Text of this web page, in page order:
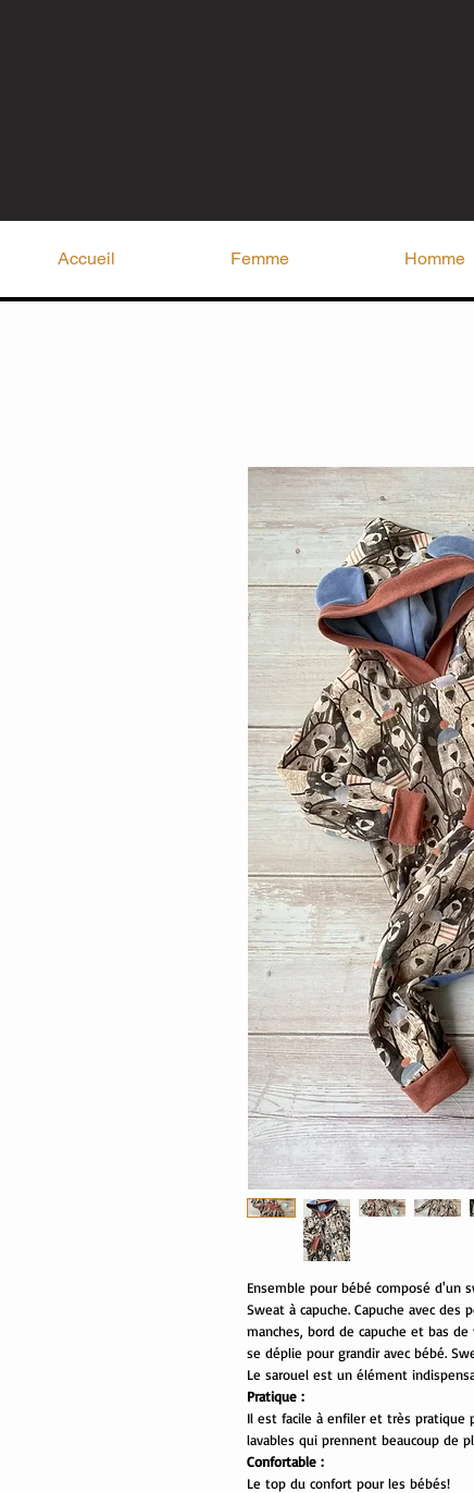
Ensemble pour bébé composé d'un
Sweat à capuche. Capuche avec
manches, bord de capuche et bas
se déplie pour grandir avec bébé.
Le sarouel est un élément
Pratique :
Il est facile à enfiler et très pratique
lavables qui prennent beaucoup de
Confortable :
Le top du confort pour les bébés!
Accueil Femme Homme